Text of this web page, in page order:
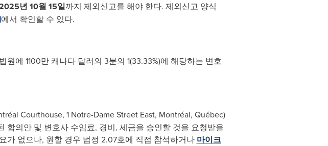
년 10월 15일까지 제외신고를 해야 한다. 제외신고 양식
에서 확인할 수 있다.
에 1100만 캐나다 달러의 3분의 1(33.33%)에 해당하는 변호
Courthouse, 1 Notre-Dame Street East, Montréal, Québec)
의안 및 변호사 수임료, 경비, 세금을 승인할 것을 요청받을
가 없으나, 원할 경우 법정 2.07호에 직접 참석하거나 마이크